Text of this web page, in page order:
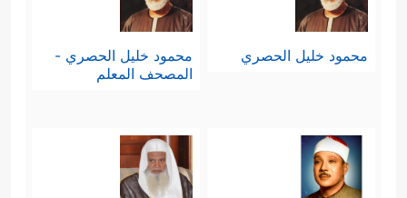
محمود خليل الحصري
محمود خليل الحصري -
المصحف المعلم